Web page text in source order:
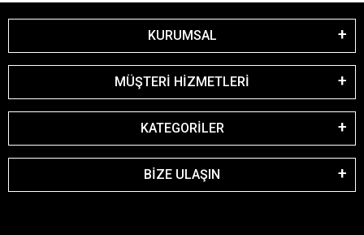
KURUMSAL
MÜŞTERİ HİZMETLERİ
KATEGORİLER
BİZE ULAŞIN